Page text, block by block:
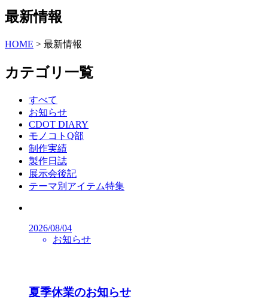
最新情報
HOME > 最新情報
カテゴリ一覧
すべて
お知らせ
CDOT DIARY
モノコトQ部
制作実績
製作日誌
展示会後記
テーマ別アイテム特集
2026/08/04
お知らせ
夏季休業のお知らせ